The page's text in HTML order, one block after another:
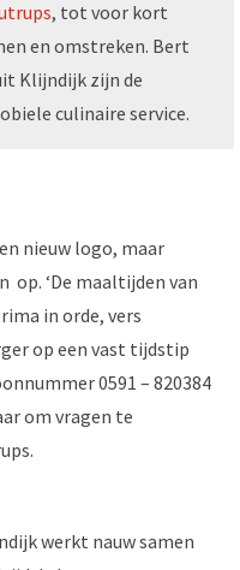
, tot voor kort
en omstreken. Bert
Klijndijk zijn de
culinaire service.
nieuw logo, maar
op. ‘De maaltijden van
in orde, vers
op een vast tijdstip
0591 – 820384
om vragen te
werkt nauw samen